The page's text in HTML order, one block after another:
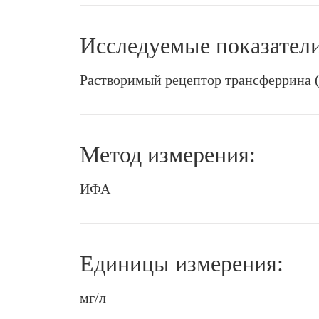
Исследуемые
Растворимый рецептор трансферрина
Метод измерения:
ИФА
Единицы измерения:
мг/л